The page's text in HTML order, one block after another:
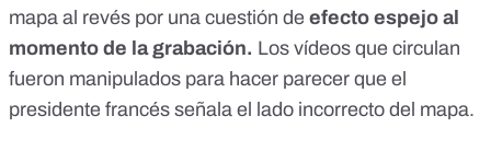
mapa al revés por una cuestión de efecto espejo al
momento de la grabación. Los vídeos que circulan
fueron manipulados para hacer parecer que el
presidente francés señala el lado incorrecto del mapa.